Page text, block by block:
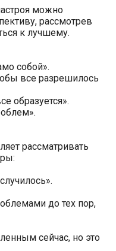
можно
рассмотрев
к лучшему.
собой».
все разрешилось
образуется».
рассматривать
до тех пор,
сейчас, но это